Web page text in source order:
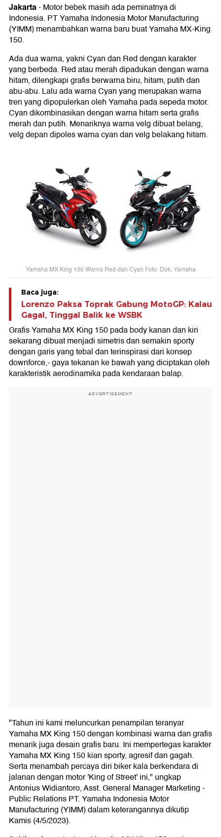
Jakarta-Motor bebek masih ada peminatnya di
Indonesia. PT Yamaha Indonesia Motor Manufacturing
(YIMM) menambahkan warna baru buat Yamaha MX-King
150.
Ada dua warna, yakni Cyan dan Red dengan karakter
yang berbeda. Red atau merah dipadukan dengan warna
hitam, dilengkapi grafis berwarna biru, hitam, putih dan
abu-abu. Lalu ada warna Cyan yang merupakan warna
tren yang dipopulerkan oleh Yamaha pada sepeda motor.
Cyan dikombinasikan dengan warna hitam serta grafis
merah dan putih. Menariknya warna velg dibuat belang,
velg depan dipoles warna cyan dan velg belakang hitam.
Yamaha MX King 150 Warna Red dan Cyan Foto: Dok. Yamaha
Baca juga:
Lorenzo Paksa Toprak Gabung MotoGP: Kalau
Gagal, Tinggal Balik ke WSBK
Grafis Yamaha MX King 150 pada body kanan dan kiri
sekarang dibuat menjadi simetris dan semakin sporty
dengan garis yang tebal dan terinspirasi dari konsep
downforce,- gaya tekanan ke bawah yang diciptakan oleh
karakteristik aerodinamika pada kendaraan balap.
ADVERTISEMENT
"Tahun ini kami meluncurkan penampilan teranyar
Yamaha MX King 150 dengan kombinasi warna dan grafis
menarik juga desain grafis baru. Ini mempertegas karakter
Yamaha MX King 150 kian sporty, agresif dan gagah.
Serta menambah percaya diri biker kala berkendara di
jalanan dengan motor 'King of Street' ini," ungkap
Antonius Widiantoro, Asst. General Manager Marketing -
Public Relations PT. Yamaha Indonesia Motor
Manufacturing (YIMM) dalam keterangannya dikutip
Kamis (4/5/2023).